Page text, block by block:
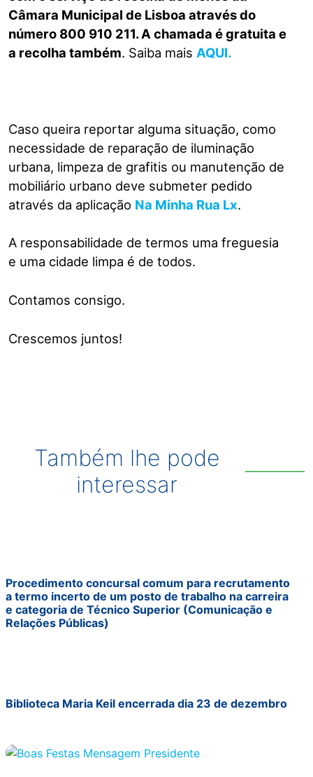
Câmara Municipal de Lisboa através do
número 800 910 211. A chamada é gratuita e
a recolha também. Saiba mais AQUI.
Caso queira reportar alguma situação, como
necessidade de reparação de iluminação
urbana, limpeza de grafitis ou manutenção de
mobiliário urbano deve submeter pedido
através da aplicação Na Minha Rua Lx.
A responsabilidade de termos uma freguesia
e uma cidade limpa é de todos.
Contamos consigo.
Crescemos juntos!
Também lhe pode
interessar
Procedimento concursal comum para recrutamento
a termo incerto de um posto de trabalho na carreira
e categoria de Técnico Superior (Comunicação e
Relações Públicas)
Biblioteca Maria Keil encerrada dia 23 de dezembro